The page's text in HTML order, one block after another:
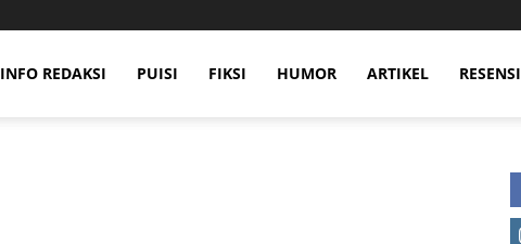
INFO REDAKSI PUISI FIKSI HUMOR ARTIKEL RESENSI